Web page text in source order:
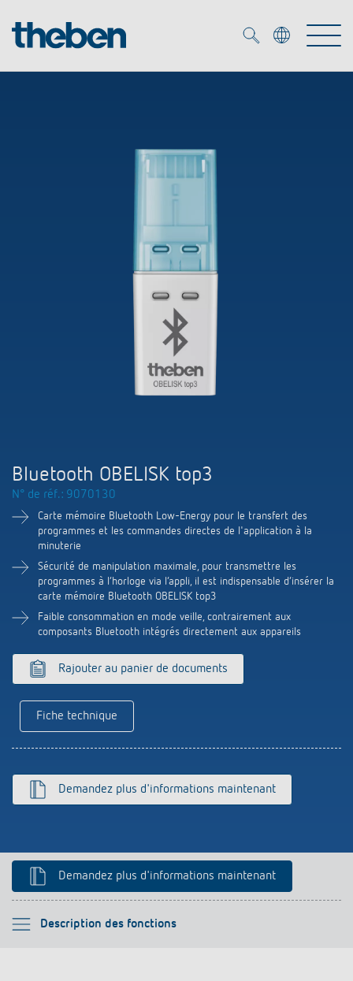
Détecteurs de présence et de mouvement
Contrôle du temps et de la lumière
Accessoires
Contrôle du temps et de la lumière
Commande d'éclairage DALI-2
Détecteurs de présence et de mouvement
Projecteur à LED
Commutation et variation fiables des LED
Aérez correctement: les capteurs de CO2
de Theben
Régulation de la température
Références
Télérupteur impulsionnel OKTO de Theben
Catalogues et prospectus
Communiqué de presse
BIM-Portail
Durabilité
Design
Historique
Demande
Distribution dans le monde
Quantum
Aide au Choix
Bluetooth OBELISK top3
N° de réf.: 9070130
Carte mémoire Bluetooth Low-Energy pour le transfert des
programmes et les commandes directes de l'application à la
minuterie
Sécurité de manipulation maximale, pour transmettre les
programmes à l‘horloge via l‘appli, il est indispensable d‘insérer la
carte mémoire Bluetooth OBELISK top3
Faible consommation en mode veille, contrairement aux
composants Bluetooth intégrés directement aux appareils
Rajouter au panier de documents
Fiche technique
Demandez plus d'informations maintenant
Demandez plus d'informations maintenant
Description des fonctions
Veuillez sélectionner